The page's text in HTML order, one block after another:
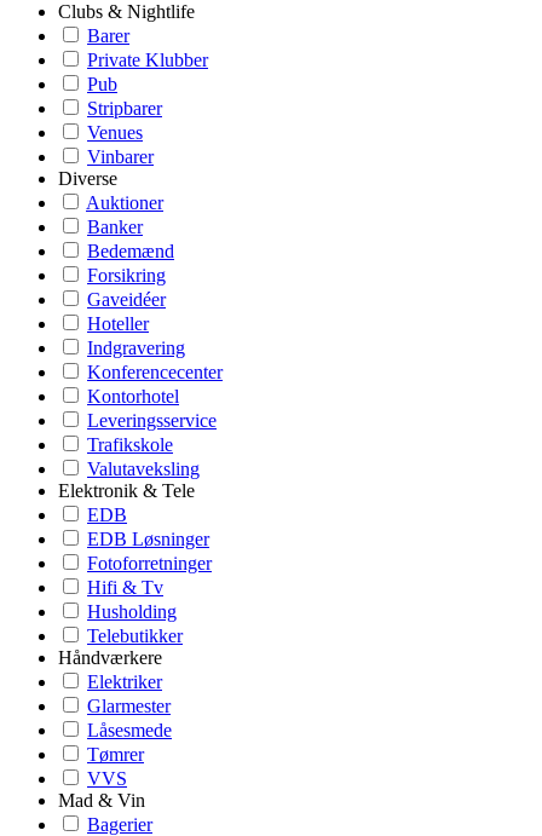
Clubs & Nightlife
Barer
Private Klubber
Pub
Stripbarer
Venues
Vinbarer
Diverse
Auktioner
Banker
Bedemænd
Forsikring
Gaveidéer
Hoteller
Indgravering
Konferencecenter
Kontorhotel
Leveringsservice
Trafikskole
Valutaveksling
Elektronik & Tele
EDB
EDB Løsninger
Fotoforretninger
Hifi & Tv
Husholding
Telebutikker
Håndværkere
Elektriker
Glarmester
Låsesmede
Tømrer
VVS
Mad & Vin
Bagerier